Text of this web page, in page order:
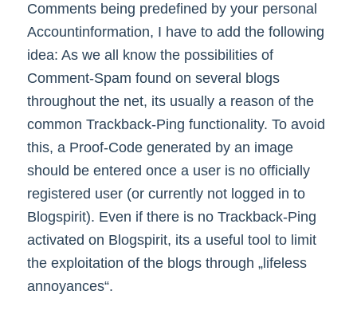
Comments being predefined by your personal
Accountinformation, I have to add the following
idea: As we all know the possibilities of
Comment-Spam found on several blogs
throughout the net, its usually a reason of the
common Trackback-Ping functionality. To avoid
this, a Proof-Code generated by an image
should be entered once a user is no officially
registered user (or currently not logged in to
Blogspirit). Even if there is no Trackback-Ping
activated on Blogspirit, its a useful tool to limit
the exploitation of the blogs through „lifeless
annoyances“.